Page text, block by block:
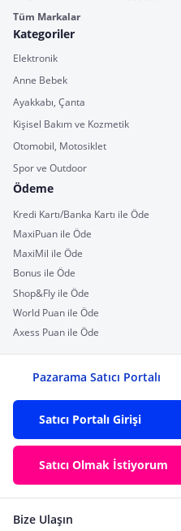
Tüm Markalar
Kategoriler
Elektronik
Anne Bebek
Ayakkabı, Çanta
Kişisel Bakım ve Kozmetik
Otomobil, Motosiklet
Spor ve Outdoor
Ödeme
Kredi Kartı/Banka Kartı ile Öde
MaxiPuan ile Öde
MaxiMil ile Öde
Bonus ile Öde
Shop&Fly ile Öde
World Puan ile Öde
Axess Puan ile Öde
Pazarama Satıcı Portalı
Satıcı Portalı Girişi
Satıcı Olmak İstiyorum
Bize Ulaşın